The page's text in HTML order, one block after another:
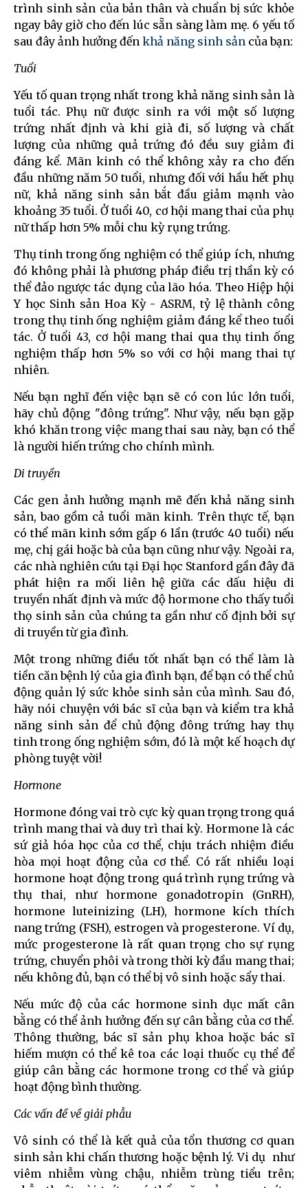
trình sinh sản của bản thân và chuẩn bị sức khỏe
ngay bây giờ cho đến lúc sẵn sàng làm mẹ. 6 yếu tố
sau đây ảnh hưởng đến khả năng sinh sản của bạn:
Tuổi
Yếu tố quan trọng nhất trong khả năng sinh sản là
tuổi tác. Phụ nữ được sinh ra với một số lượng
trứng nhất định và khi già đi, số lượng và chất
lượng của những quả trứng đó đều suy giảm đi
đáng kể. Mãn kinh có thể không xảy ra cho đến
đầu những năm 50 tuổi, nhưng đối với hầu hết phụ
nữ, khả năng sinh sản bắt đầu giảm mạnh vào
khoảng 35 tuổi. Ở tuổi 40, cơ hội mang thai của phụ
nữ thấp hơn 5% mỗi chu kỳ rụng trứng.
Thụ tinh trong ống nghiệm có thể giúp ích, nhưng
đó không phải là phương pháp điều trị thần kỳ có
thể đảo ngược tác dụng của lão hóa. Theo Hiệp hội
Y học Sinh sản Hoa Kỳ - ASRM, tỷ lệ thành công
trong thụ tinh ống nghiệm giảm đáng kể theo tuổi
tác. Ở tuổi 43, cơ hội mang thai qua thụ tinh ống
nghiệm thấp hơn 5% so với cơ hội mang thai tự
nhiên.
Nếu bạn nghĩ đến việc bạn sẽ có con lúc lớn tuổi,
hãy chủ động "đông trứng". Như vậy, nếu bạn gặp
khó khăn trong việc mang thai sau này, bạn có thể
là người hiến trứng cho chính mình.
Di truyền
Các gen ảnh hưởng mạnh mẽ đến khả năng sinh
sản, bao gồm cả tuổi mãn kinh. Trên thực tế, bạn
có thể mãn kinh sớm gấp 6 lần (trước 40 tuổi) nếu
mẹ, chị gái hoặc bà của bạn cũng như vậy. Ngoài ra,
các nhà nghiên cứu tại Đại học Stanford gần đây đã
phát hiện ra mối liên hệ giữa các dấu hiệu di
truyền nhất định và mức độ hormone cho thấy tuổi
thọ sinh sản của chúng ta gần như cố định bởi sự
di truyền từ gia đình.
Một trong những điều tốt nhất bạn có thể làm là
tiền căn bệnh lý của gia đình bạn, để bạn có thể chủ
động quản lý sức khỏe sinh sản của mình. Sau đó,
hãy nói chuyện với bác sĩ của bạn và kiểm tra khả
năng sinh sản để chủ động đông trứng hay thụ
tinh trong ống nghiệm sớm, đó là một kế hoạch dự
phòng tuyệt vời!
Hormone
Hormone đóng vai trò cực kỳ quan trọng trong quá
trình mang thai và duy trì thai kỳ. Hormone là các
sứ giả hóa học của cơ thể, chịu trách nhiệm điều
hòa mọi hoạt động của cơ thể. Có rất nhiều loại
hormone hoạt động trong quá trình rụng trứng và
thụ thai, như hormone gonadotropin (GnRH),
hormone luteinizing (LH), hormone kích thích
nang trứng (FSH), estrogen và progesterone. Ví dụ,
mức progesterone là rất quan trọng cho sự rụng
trứng, chuyển phôi và trong thời kỳ đầu mang thai;
nếu không đủ, bạn có thể bị vô sinh hoặc sẩy thai.
Nếu mức độ của các hormone sinh dục mất cân
bằng có thể ảnh hưởng đến sự cân bằng của cơ thể.
Thông thường, bác sĩ sản phụ khoa hoặc bác sĩ
hiếm mượn có thể kê toa các loại thuốc cụ thể để
giúp cân bằng các hormone trong cơ thể và giúp
hoạt động bình thường.
Các vấn đề về giải phẫu
Vô sinh có thể là kết quả của tổn thương cơ quan
sinh sản khi chấn thương hoặc bệnh lý. Vi dụ như
viêm nhiễm vùng chậu, nhiễm trùng tiểu trên;